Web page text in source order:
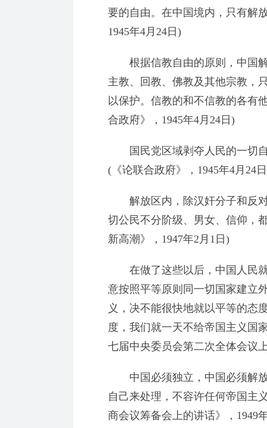
要的自由。在中国境内，只有解
1945年4月24日)
根据信教自由的原则，中国解
主教、回教、佛教及其他宗教，
以保护。信教的和不信教的各有
合政府》，1945年4月24日)
国民党区域剥夺人民的一切自
(《论联合政府》，1945年4月24
解放区内，除汉奸分子和反对
切公民不分阶级、男女、信仰，
新高潮》，1947年2月1日)
在做了这些以后，中国人民
意按照平等原则同一切国家建立
义，决不能很快地就以平等的态
度，我们就一天不给帝国主义国
七届中央委员会第二次全体会议
中国必须独立，中国必须解放
自己来处理，不容许任何帝国主
商会议筹备会上的讲话》，1949